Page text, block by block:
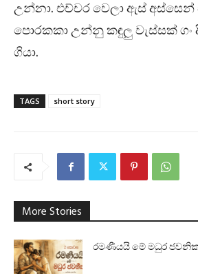
උන්නා. එච්චර වෙලා ඇස්
පොරකකා උන්නු කඳුලු වැස්සක් ගං
ගියා.
TAGS short story
More Stories
රමණීයයි මේ මධුර